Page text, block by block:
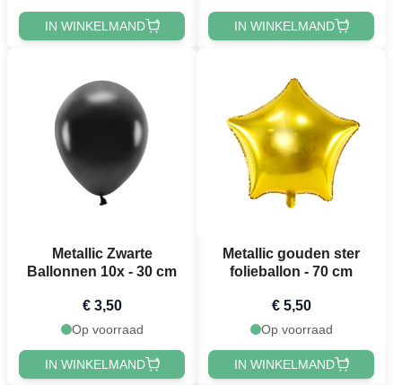
IN WINKELMAND IN WINKELMAND
Metallic Zwarte
Ballonnen 10x - 30 cm
€ 3,50
Op voorraad
IN WINKELMAND
Metallic gouden ster
folieballon - 70 cm
€ 5,50
Op voorraad
IN WINKELMAND